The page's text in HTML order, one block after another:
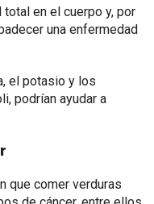
en el cuerpo y, por
una enfermedad
el potasio y los
podrían ayudar a
que comer verduras